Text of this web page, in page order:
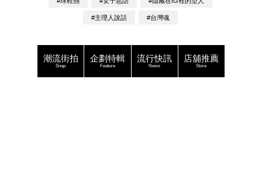
#主理人說話 #台灣魂
潮流街拍
Snap
企劃特輯
Feature
流行快訊
News
店舖推薦
Store